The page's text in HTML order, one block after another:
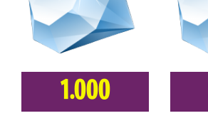
1.000